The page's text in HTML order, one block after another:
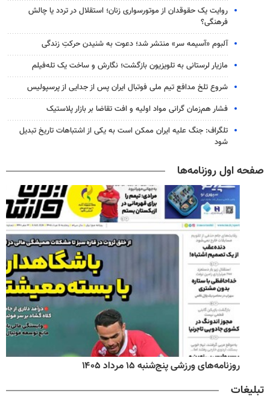
روایت یک حقوقدان از موتورسواری زنان؛ استقلال در تردد یا چالش
فرهنگی؟
آلبوم «آسیمه سر» منتشر شد؛ دعوت به شنیدن حرکتِ زندگی
مازیار لرستانی به تلویزیون بازگشت؛ نگارش و ساخت یک تله‌فیلم
شروع تلخ مدافع تیم ملی فوتبال ایران پس از جدایی از پرسپولیس
فشار هم‌زمان گرانی مواد اولیه و افت تقاضا بر بازار پلاستیک
تلگراف: جنگ علیه ایران ممکن است به یکی از اشتباهات تاریخ تبدیل
شود
صفحه اول روزنامه‌ها
روزنامه‌های ورزشی پنج‌شنبه ۱۵ مرداد ۱۴۰۵
تبلیغات